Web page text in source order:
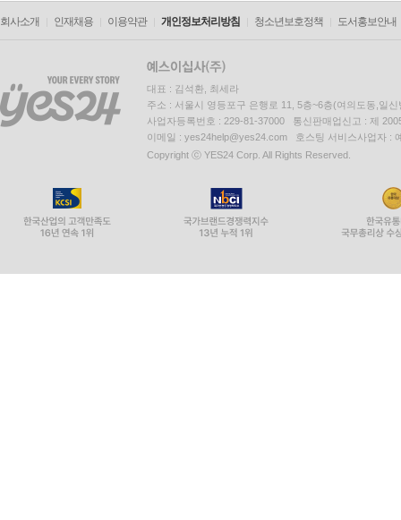
회사소개 인재채용 이용약관 개인정보처리방침 청소년보호정책 도서홍보안내
대표 : 김석환, 최세라
주소 : 서울시 영등포구 은행로 11, 5층~6층(여의도동,일신
사업자등록번호 : 229-81-37000 통신판매업신고 : 제
이메일 : yes24help@yes24.com 호스팅 서비스사업자 :
Copyright ⓒ YES24 Corp. All Rights Reserved.